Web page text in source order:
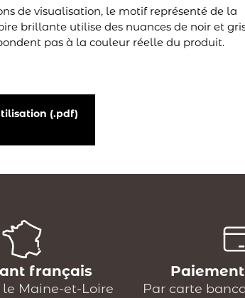
de visualisation, le motif représenté de la
brillante utilise des nuances de noir et
pas à la couleur réelle du produit.
(.pdf)
français
le Maine-et-Loire
Par carte